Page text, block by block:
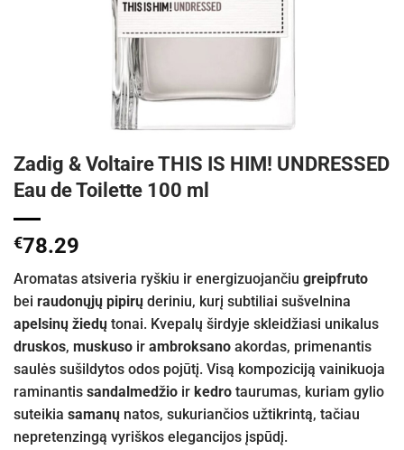
Zadig & Voltaire THIS IS HIM! UNDRESSED
Eau de Toilette 100 ml
€78.29
Aromatas atsiveria ryškiu ir energizuojančiu greipfruto
bei raudonųjų pipirų deriniu, kurį subtiliai sušvelnina
apelsinų žiedų tonai. Kvepalų širdyje skleidžiasi unikalus
druskos, muskuso ir ambroksano akordas, primenantis
saulės sušildytos odos pojūtį. Visą kompoziciją vainikuoja
raminantis sandalmedžio ir kedro taurumas, kuriam gylio
suteikia samanų natos, sukuriančios užtikrintą, tačiau
nepretenzingą vyriškos elegancijos įspūdį.